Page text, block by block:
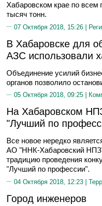
Хабаровском крае по
тысяч тонн.
07 Октября 2018, 15:26 |
В Хабаровске для
АЗС использовали
Объединение усилий
органов позволило
05 Октября 2018, 09:25 |
На Хабаровском
"Лучший по
Все новое нередко
АО "ННК-Хабаровский НПЗ"
традицию проведения
"Лучший по профессии".
04 Октября 2018, 12:23 |
Город инженеров